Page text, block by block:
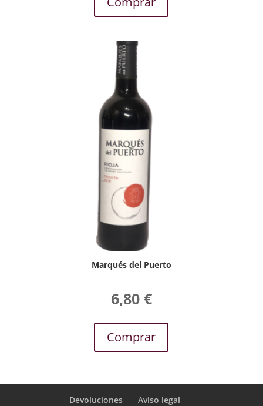
Marqués del Puerto
6,80 €
Comprar
Devoluciones Aviso legal